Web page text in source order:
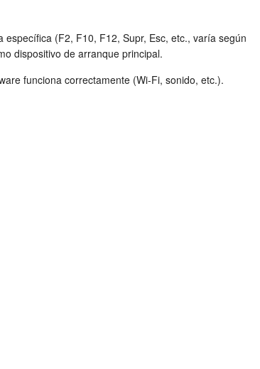
(F2, F10, F12, Supr, Esc, etc., varía según
dispositivo de arranque principal.
funciona correctamente (Wi-Fi, sonido, etc.).